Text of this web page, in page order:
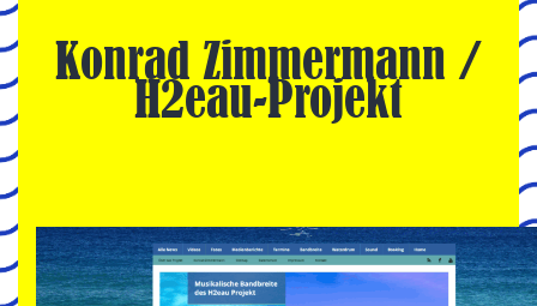
Konrad Zimmermann /
H2eau-Projekt